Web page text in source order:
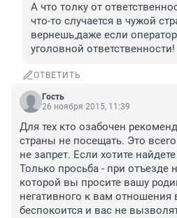
А что толку от
что-то случается в чужой
вернешь,даже если
уголовной ответственности!
ОТВЕТИТЬ
Гость
26 ноября 2015, 11:39
Для тех кто озабочен
страны не посещать. Это
не запрет. Если хотите
Только просьба - при отъезде
которой вы просите вашу
негативного к вам отношения
беспокоится и вас не